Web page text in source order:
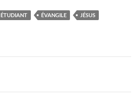
ÉTUDIANT ÉVANGILE
JÉSUS